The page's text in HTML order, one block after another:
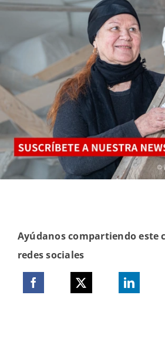
Ayúdanos compartiendo este
redes sociales